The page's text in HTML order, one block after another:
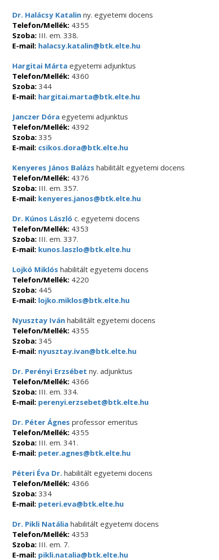
Dr. Halácsy Katalin ny. egyetemi docens
Telefon/Mellék: 4355
Szoba: III. em. 338.
E-mail: halacsy.katalin@btk.elte.hu
Hargitai Márta egyetemi adjunktus
Telefon/Mellék: 4360
Szoba: 344
E-mail: hargitai.marta@btk.elte.hu
Janczer Dóra egyetemi adjunktus
Telefon/Mellék: 4392
Szoba: 335
E-mail: csikos.dora@btk.elte.hu
Kenyeres János Balázs habilitált egyetemi docens
Telefon/Mellék: 4376
Szoba: III. em. 357.
E-mail: kenyeres.janos@btk.elte.hu
Dr. Kúnos László c. egyetemi docens
Telefon/Mellék: 4353
Szoba: III. em. 337.
E-mail: kunos.laszlo@btk.elte.hu
Lojkó Miklós habilitált egyetemi docens
Telefon/Mellék: 4220
Szoba: 445
E-mail: lojko.miklos@btk.elte.hu
Nyusztay Iván habilitált egyetemi docens
Telefon/Mellék: 4355
Szoba: 345
E-mail: nyusztay.ivan@btk.elte.hu
Dr. Perényi Erzsébet ny. adjunktus
Telefon/Mellék: 4366
Szoba: III. em. 334.
E-mail: perenyi.erzsebet@btk.elte.hu
Dr. Péter Ágnes professor emeritus
Telefon/Mellék: 4355
Szoba: III. em. 341.
E-mail: peter.agnes@btk.elte.hu
Péteri Éva Dr. habilitált egyetemi docens
Telefon/Mellék: 4366
Szoba: 334
E-mail: peteri.eva@btk.elte.hu
Dr. Pikli Natália habilitált egyetemi docens
Telefon/Mellék: 4353
Szoba: III. em. 7.
E-mail: pikli.natalia@btk.elte.hu